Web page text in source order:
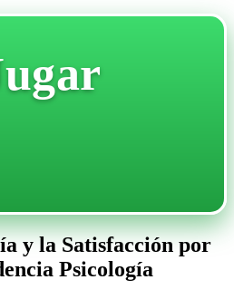
y la Satisfacción por
Psicología